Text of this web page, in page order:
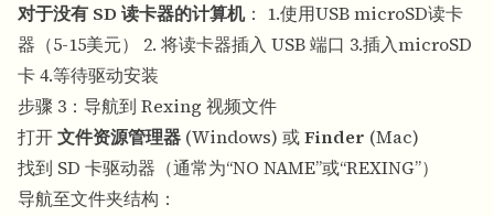
对于没有 SD 读卡器的计算机： 1.使用USB microSD读卡
器（5-15美元） 2. 将读卡器插入 USB 端口 3.插入microSD
卡 4.等待驱动安装
步骤 3：导航到 Rexing 视频文件
打开文件资源管理器 (Windows) 或Finder (Mac)
找到 SD 卡驱动器（通常为“NO NAME”或“REXING”）
导航至文件夹结构：